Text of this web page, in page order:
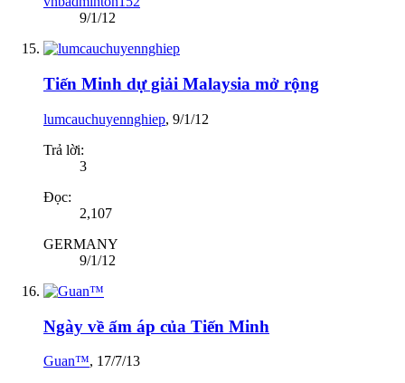
9/1/12
Tiến Minh dự giải Malaysia mở rộng
lumcauchuyennghiep, 9/1/12
Trả lời:
3
Đọc:
2,107
GERMANY
9/1/12
Ngày về ấm áp của Tiến Minh
Guan™, 17/7/13